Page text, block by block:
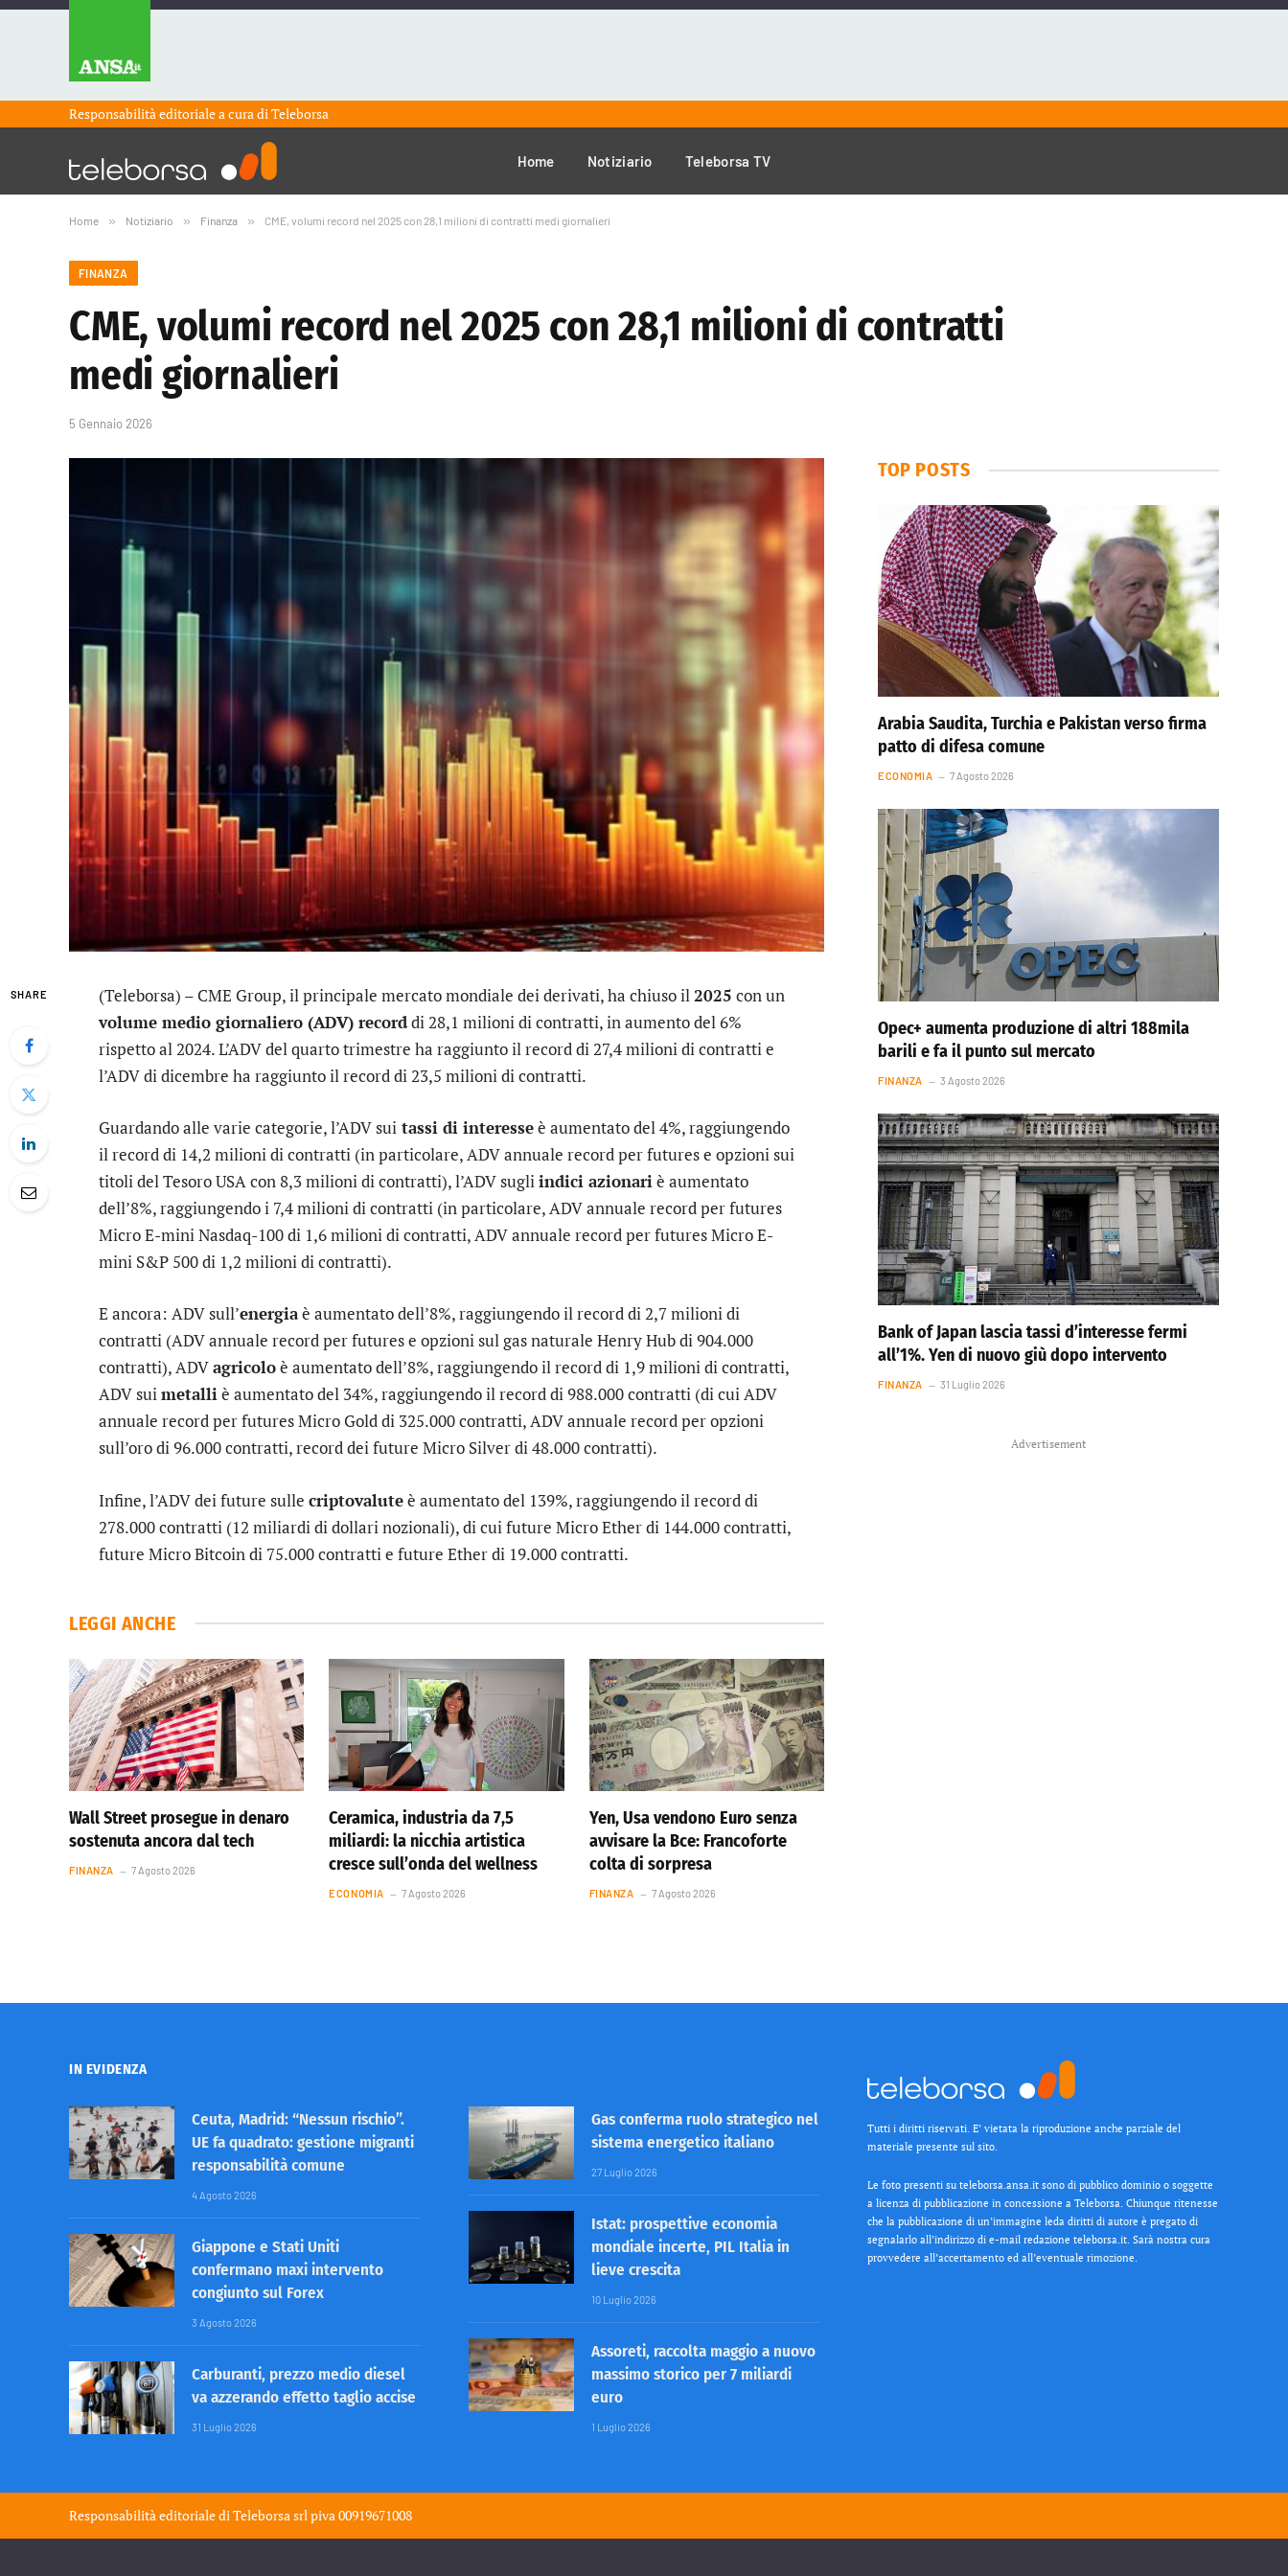
Responsabilità editoriale a cura diTeleborsa
Home Notiziario Teleborsa TV
Home » Notiziario » Finanza » CME, volumi record nel 2025 con 28,1 milioni di contratti medi giornalieri
FINANZA
CME, volumi record nel 2025 con 28,1 milioni di contratti
medi giornalieri
5 Gennaio 2026
SHARE (Teleborsa) – CME Group, il principale mercato mondiale dei derivati, ha chiuso il2025 con un
volume medio giornaliero (ADV) recorddi 28,1 milioni di contratti, in aumento del 6%
rispetto al 2024. L’ADV del quarto trimestre ha raggiunto il record di 27,4 milioni di contratti e
l’ADV di dicembre ha raggiunto il record di 23,5 milioni di contratti.
Guardando alle varie categorie, l’ADV sui tassi di interesseè aumentato del 4%, raggiungendo
il record di 14,2 milioni di contratti (in particolare, ADV annuale record per futures e opzioni sui
titoli del Tesoro USA con 8,3 milioni di contratti), l’ADV sugliindici azionariè aumentato
dell’8%, raggiungendo i 7,4 milioni di contratti (in particolare, ADV annuale record per futures
Micro E-mini Nasdaq-100 di 1,6 milioni di contratti, ADV annuale record per futures Micro E-
mini S&P 500 di 1,2 milioni di contratti).
E ancora: ADV sull’energiaè aumentato dell’8%, raggiungendo il record di 2,7 milioni di
contratti (ADV annuale record per futures e opzioni sul gas naturale Henry Hub di 904.000
contratti), ADVagricoloè aumentato dell’8%, raggiungendo il record di 1,9 milioni di contratti,
ADV suimetalliè aumentato del 34%, raggiungendo il record di 988.000 contratti (di cui ADV
annuale record per futures Micro Gold di 325.000 contratti, ADV annuale record per opzioni
sull’oro di 96.000 contratti, record dei future Micro Silver di 48.000 contratti).
Infine, l’ADV dei future sulle criptovaluteè aumentato del 139%, raggiungendo il record di
278.000 contratti (12 miliardi di dollari nozionali), di cui future Micro Ether di 144.000 contratti,
future Micro Bitcoin di 75.000 contratti e future Ether di 19.000 contratti.
LEGGI ANCHE
Wall Street prosegue in denaro
sostenuta ancora dal tech
FINANZA 7 Agosto 2026
Ceramica, industria da 7,5
miliardi: la nicchia artistica
cresce sull’onda del wellness
ECONOMIA 7 Agosto 2026
Yen, Usa vendono Euro senza
avvisare la Bce: Francoforte
colta di sorpresa
FINANZA 7 Agosto 2026
TOP POSTS
Arabia Saudita, Turchia e Pakistan verso firma
patto di difesa comune
ECONOMIA 7 Agosto 2026
Opec+ aumenta produzione di altri 188mila
barili e fa il punto sul mercato
FINANZA 3 Agosto 2026
Bank of Japan lascia tassi d’interesse fermi
all’1%. Yen di nuovo giù dopo intervento
FINANZA 31 Luglio 2026
Advertisement
IN EVIDENZA
Ceuta, Madrid: “Nessun rischio”.
UE fa quadrato: gestione migranti
responsabilità comune
4 Agosto 2026
Giappone e Stati Uniti
confermano maxi intervento
congiunto sul Forex
3 Agosto 2026
Carburanti, prezzo medio diesel
va azzerando effetto taglio accise
31 Luglio 2026
Gas conferma ruolo strategico nel
sistema energetico italiano
27 Luglio 2026
Istat: prospettive economia
mondiale incerte, PIL Italia in
lieve crescita
10 Luglio 2026
Assoreti, raccolta maggio a nuovo
massimo storico per 7 miliardi
euro
1 Luglio 2026
Tutti i diritti riservati. E’ vietata la riproduzione anche parziale del
materiale presente sul sito.
Le foto presenti su teleborsa.ansa.it sono di pubblico dominio o soggette
a licenza di pubblicazione in concessione a Teleborsa. Chiunque ritenesse
che la pubblicazione di un’immagine leda diritti di autore è pregato di
segnalarlo all’indirizzo di e-mail redazione teleborsa.it. Sarà nostra cura
provvedere all’accertamento ed all’eventuale rimozione.
Responsabilità editoriale di Teleborsa srl piva 00919671008